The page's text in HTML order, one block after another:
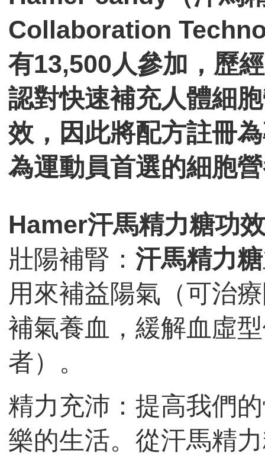
Collaboration
有13,500人參加，歷
認對快速補充人體細
效，因此將配方註冊
為運動員首選的細胞
Hamer汗馬精力糖功
壯陽補腎： 汗馬精力糖
用來補益陽氣（可治
補氣養血，緩解血虛
者）。
精力充沛：提高我們
樂的生活。從汗馬精